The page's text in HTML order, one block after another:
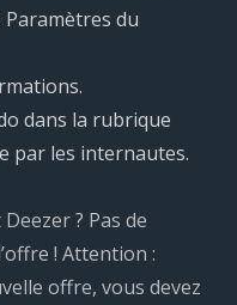
du
dans la rubrique
par les internautes.
? Pas de
! Attention :
offre, vous devez